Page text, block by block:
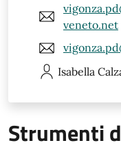
veneto.net
Isabella
Strumenti